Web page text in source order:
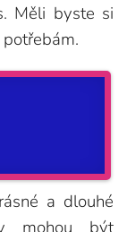
Měli byste si
a dlouhé
mohou být